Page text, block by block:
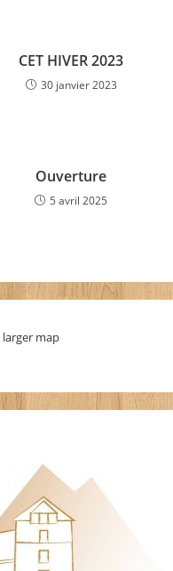
CET HIVER 2023
30 janvier 2023
Ouverture
5 avril 2025